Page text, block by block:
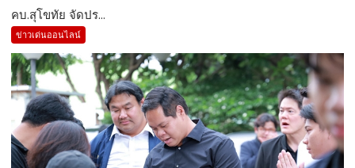
คบ.สุโขทัย จัดปร...
ข่าวเด่นออนไลน์